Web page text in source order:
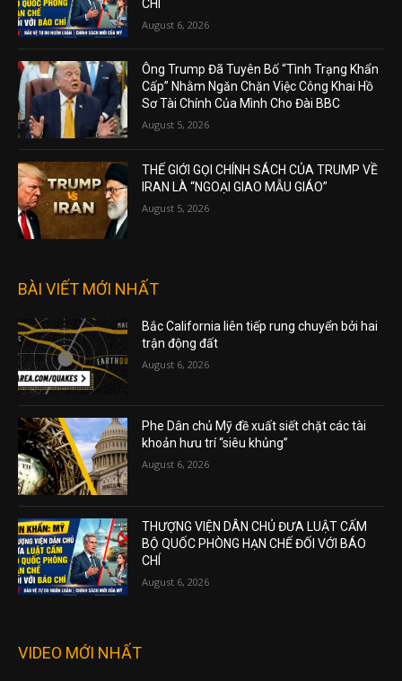
CHÍ
August 6, 2026
Ông Trump Đã Tuyên Bố “Tình Trạng Khẩn
Cấp” Nhằm Ngăn Chặn Việc Công Khai Hồ
Sơ Tài Chính Của Mình Cho Đài BBC
August 5, 2026
THẾ GIỚI GỌI CHÍNH SÁCH CỦA TRUMP VỀ
IRAN LÀ “NGOẠI GIAO MẪU GIÁO”
August 5, 2026
BÀI VIẾT MỚI NHẤT
Bắc California liên tiếp rung chuyển bởi hai
trận động đất
August 6, 2026
Phe Dân chủ Mỹ đề xuất siết chặt các tài
khoản hưu trí “siêu khủng”
August 6, 2026
THƯỢNG VIỆN DÂN CHỦ ĐƯA LUẬT CẤM
BỘ QUỐC PHÒNG HẠN CHẾ ĐỐI VỚI BÁO
CHÍ
August 6, 2026
VIDEO MỚI NHẤT